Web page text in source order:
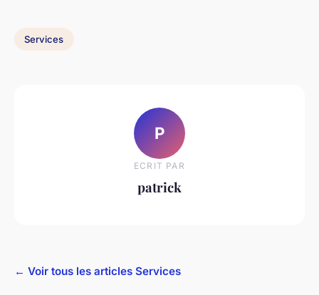
Services
P
ECRIT PAR
patrick
← Voir tous les articles Services